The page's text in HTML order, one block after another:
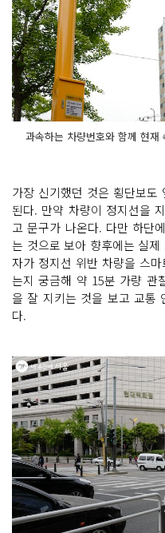
과속하는 차량번호와 함께 현
가장 신기했던 것은 횡단보도
된다. 만약 차량이 정지선을
고 문구가 나온다. 다만 하단
는 것으로 보아 향후에는 실
자가 정지선 위반 차량을 스
는지 궁금해 약 15분 가량 관
을 잘 지키는 것을 보고 교통
다.